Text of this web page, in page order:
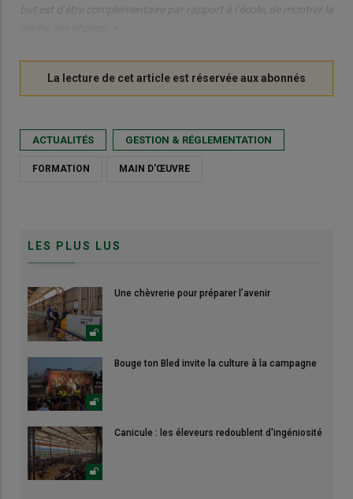
ACTUALITÉS GESTION & RÉGLEMENTATION
FORMATION MAIN D'ŒUVRE
LES PLUS LUS
Une chèvrerie pour préparer l’avenir
Bouge ton Bled invite la culture à la campagne
Canicule : les éleveurs redoublent d'ingéniosité